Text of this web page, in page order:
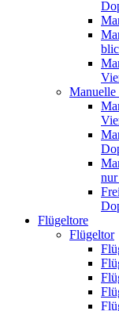
Manuelle
Flügeltore
Flügeltor